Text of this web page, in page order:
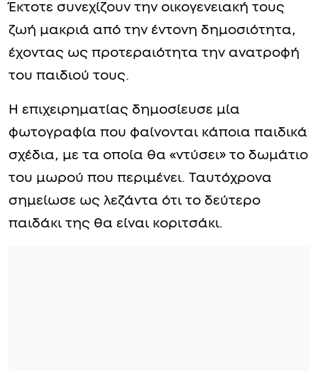
Έκτοτε συνεχίζουν την οικογενειακή τους
ζωή μακριά από την έντονη δημοσιότητα,
έχοντας ως προτεραιότητα την ανατροφή
του παιδιού τους.
Η επιχειρηματίας δημοσίευσε μία
φωτογραφία που φαίνονται κάποια παιδικά
σχέδια, με τα οποία θα «ντύσει» το δωμάτιο
του μωρού που περιμένει. Ταυτόχρονα
σημείωσε ως λεζάντα ότι το δεύτερο
παιδάκι της θα είναι κοριτσάκι.